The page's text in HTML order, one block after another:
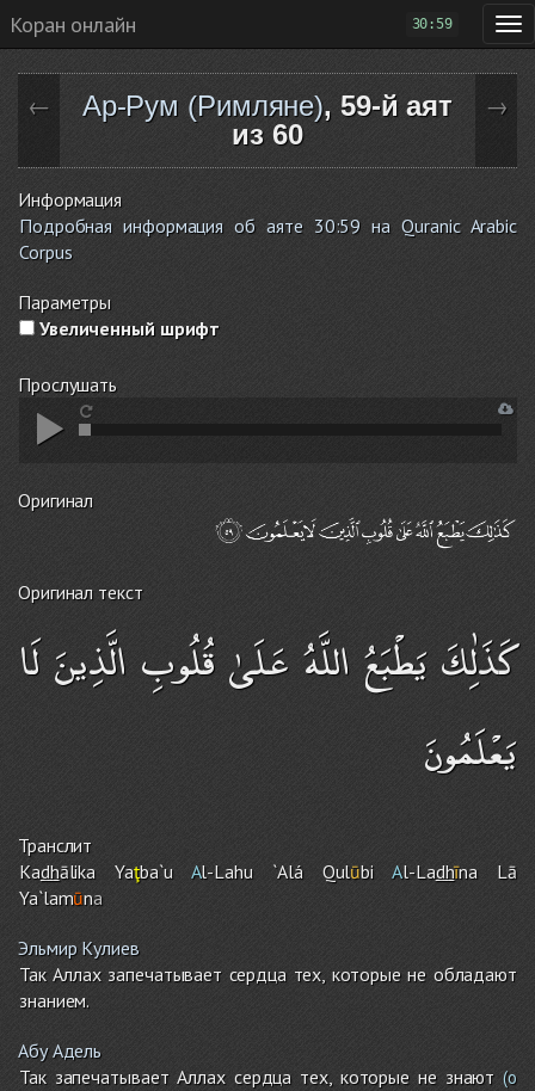
Коран онлайн 30:59
← Ар-Рум (Римляне), 59-й аят
из 60
→
Информация
Подробная информация об аяте 30:59 на Quranic Arabic
Corpus
Параметры
Увеличенный шрифт
Прослушать
Оригинал
Оригинал текст
كَذَٰلِكَ يَطْبَعُ اللَّهُ عَلَىٰ قُلُوبِ الَّذِينَ لَا
يَعْلَمُونَ
Транслит
Kadhālika Yaţba`uAl-Lahu`Alá Qulūbi Al-Ladhīna Lā
Ya`lamūna
Эльмир Кулиев
Так Аллах запечатывает сердца тех, которые не обладают
знанием.
Абу Адель
Так запечатывает Аллах сердца тех, которые не знают (о